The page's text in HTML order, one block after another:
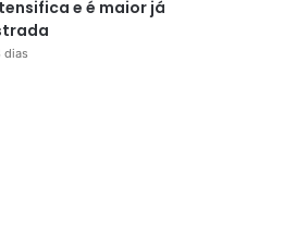
e é maior já
dias